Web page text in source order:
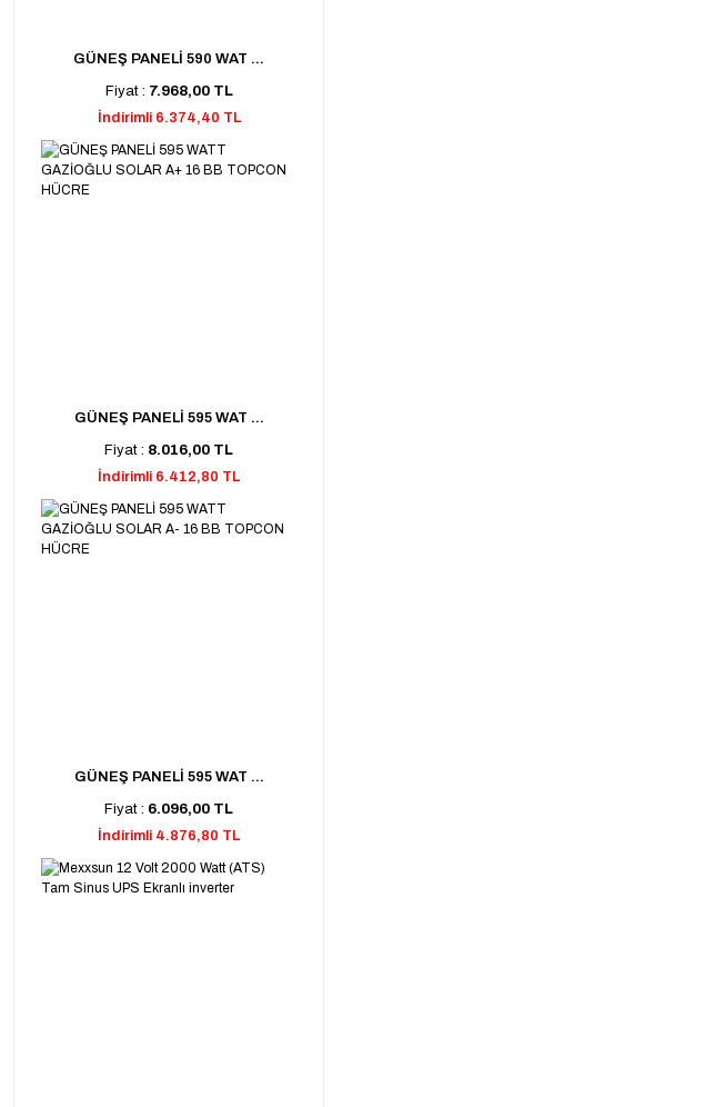
GÜNEŞ PANELİ 590 WAT ...
Fiyat : 7.968,00 TL
İndirimli 6.374,40 TL
GÜNEŞ PANELİ 595 WAT ...
Fiyat : 8.016,00 TL
İndirimli 6.412,80 TL
GÜNEŞ PANELİ 595 WAT ...
Fiyat : 6.096,00 TL
İndirimli 4.876,80 TL